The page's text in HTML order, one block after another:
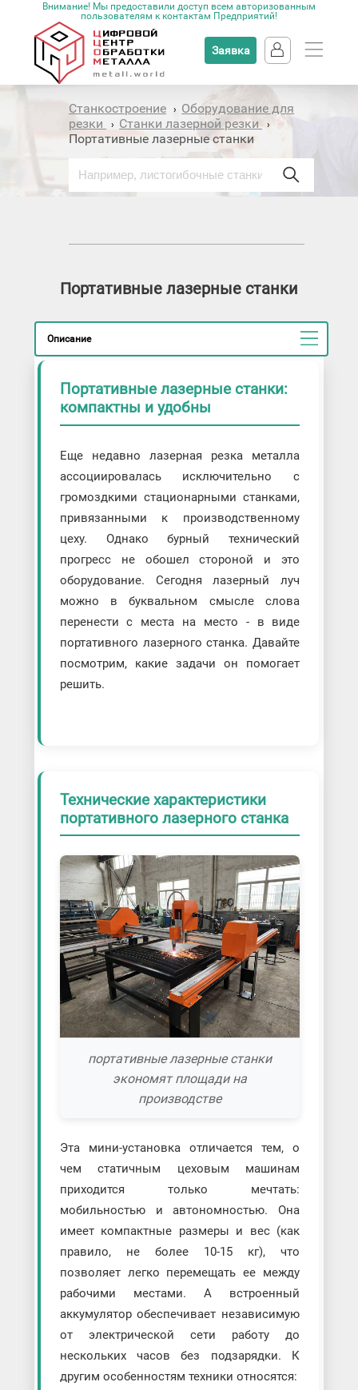
Внимание! Мы предоставили доступ всем авторизованным
пользователям к контактам Предприятий!
Заявка
Станкостроение › Оборудование для
резки
› Станки лазерной резки ›
Портативные лазерные станки
Портативные лазерные станки
Описание
Портативные лазерные станки:
компактны и удобны
Еще недавно лазерная резка металла
ассоциировалась исключительно с
громоздкими стационарными станками,
привязанными к производственному
цеху. Однако бурный технический
прогресс не обошел стороной и это
оборудование. Сегодня лазерный луч
можно в буквальном смысле слова
перенести с места на место - в виде
портативного лазерного станка. Давайте
посмотрим, какие задачи он помогает
решить.
Технические характеристики
портативного лазерного станка
портативные лазерные станки
экономят площади на
производстве
Эта мини-установка отличается тем, о
чем статичным цеховым машинам
приходится только мечтать:
мобильностью и автономностью. Она
имеет компактные размеры и вес (как
правило, не более 10-15 кг), что
позволяет легко перемещать ее между
рабочими местами. А встроенный
аккумулятор обеспечивает независимую
от электрической сети работу до
нескольких часов без подзарядки. К
другим особенностям техники относятся: